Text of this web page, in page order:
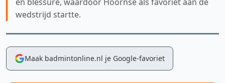
wedstrijd startte.
Maak badmintonline.nl je Google-favoriet